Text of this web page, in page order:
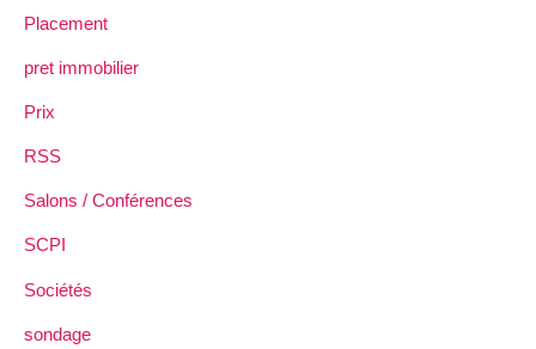
Placement
pret immobilier
Prix
RSS
Salons / Conférences
SCPI
Sociétés
sondage